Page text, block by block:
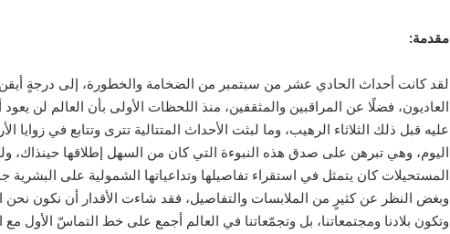
مقدمة:
لقد كانت أحداث الحادي عشر من سبتمبر من الضخامة والخطورة، إلى درجةٍ
العاديون، فضلًا عن المراقبين والمثقفين، منذ اللحظات الأولى بأن العالم لن يعود
عليه قبل ذلك الثلاثاء الرهيب، وما لبثت الأحداث المتتالية تترى وتتابع في زوايا
اليوم، وهي تبرهن على صدق هذه النبوءة التي كان من السهل إطلاقها حينذاك،
المستحيلات كان يتمثل في استقراء تفاصيلها وتداعياتها الشمولية على البشرية
وبغض النظر عن كثيرٍ من الملابسات والتفاصيل، فقد شاءت الأقدار أن نكون نحن
وتكون بلادنا ومجتمعاتنا، بل وتجمّعاتنا في العالم أجمع على خط التماسّ الأول مع